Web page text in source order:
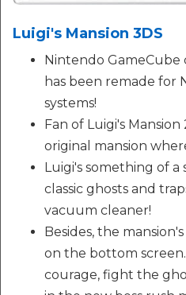
Luigi's Mansion 3DS
Nintendo GameCube
has been remade for
systems!
Fan of Luigi's
original mansion
Luigi's something of
classic ghosts and
vacuum cleaner!
Besides, the
on the bottom
courage, fight the